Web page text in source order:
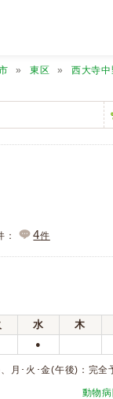
東区 西大寺中
： 4件
水 木
●
･火･金(午後)：完全
動物